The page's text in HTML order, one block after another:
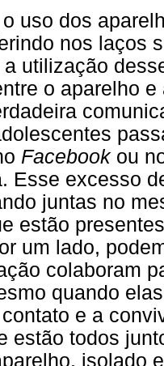
uso dos
nos laços
a utilização
o aparelho
Facebookou
Esse excesso
juntas no
estão
um lado,
colaboram
quando
e a
estão todos
isolado